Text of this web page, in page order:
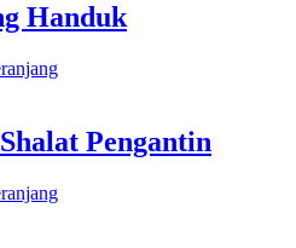
Handuk
Pengantin